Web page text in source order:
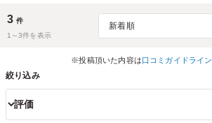
3 件
1～3件を表示
※投稿頂いた内容は口コミガイドライン
絞り込み
評価